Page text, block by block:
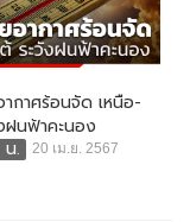
กาศร้อนจัด เหนือ-
ฝนฟ้าคะนอง
.
20 เม.ย. 2567